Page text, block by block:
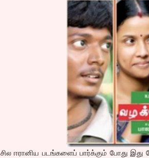
சில ஈரானிய படங்களைப் பார்க்கும் போது